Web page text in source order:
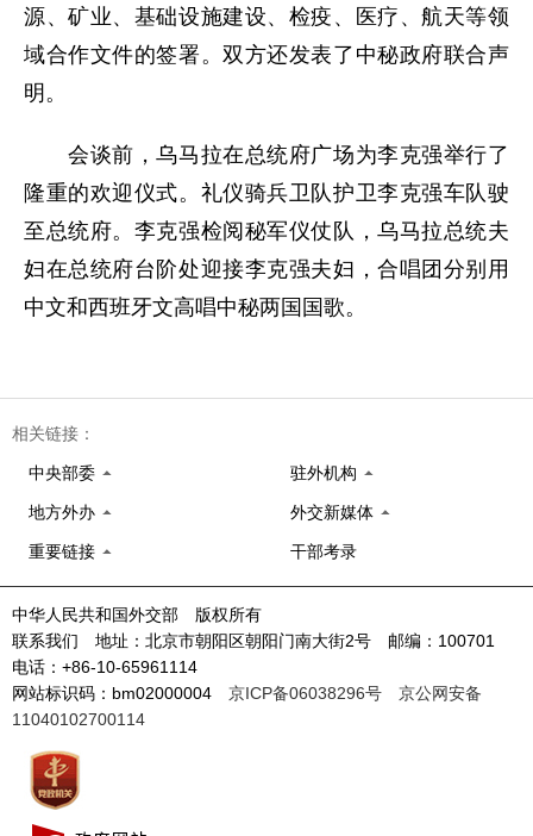
源、矿业、基础设施建设、检疫、医疗、航天等领
域合作文件的签署。双方还发表了中秘政府联合声
明。
会谈前，乌马拉在总统府广场为李克强举行了
隆重的欢迎仪式。礼仪骑兵卫队护卫李克强车队驶
至总统府。李克强检阅秘军仪仗队，乌马拉总统夫
妇在总统府台阶处迎接李克强夫妇，合唱团分别用
中文和西班牙文高唱中秘两国国歌。
相关链接：
中央部委 驻外机构
地方外办 外交新媒体
重要链接 干部考录
中华人民共和国外交部 版权所有
联系我们 地址：北京市朝阳区朝阳门南大街2号 邮编：100701
电话：+86-10-65961114
网站标识码：bm02000004 京ICP备06038296号
京公网安备
11040102700114